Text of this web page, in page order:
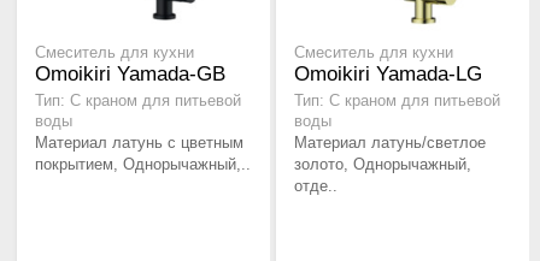
Смеситель для кухни
Omoikiri Yamada-GB
Тип: С краном для питьевой
воды
Материал латунь с цветным
покрытием, Однорычажный,..
Смеситель для кухни
Omoikiri Yamada-LG
Тип: С краном для питьевой
воды
Материал латунь/светлое
золото, Однорычажный,
отде..